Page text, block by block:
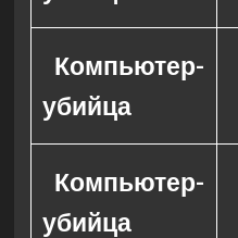
Компьютер-
убийца
Компьютер-
убийца